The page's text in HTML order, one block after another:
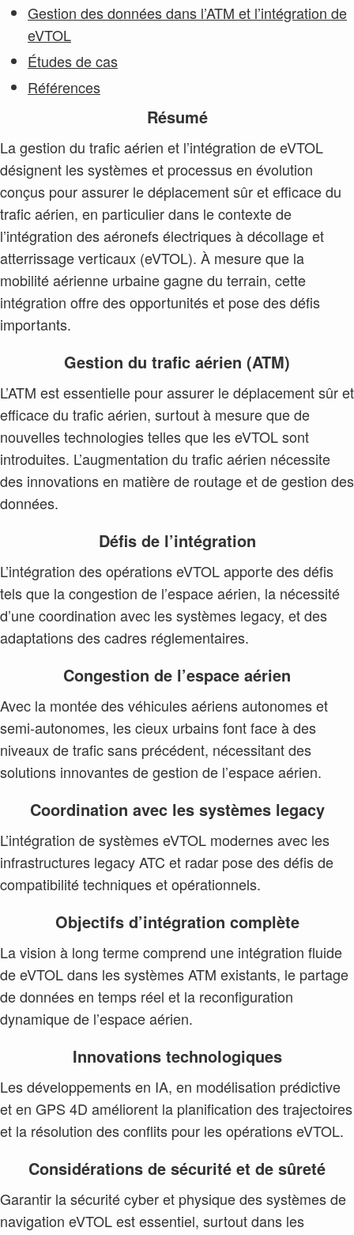
Gestion des données dans l’ATM et l’intégration de
eVTOL
Études de cas
Références
Résumé
La gestion du trafic aérien et l’intégration de eVTOL
désignent les systèmes et processus en évolution
conçus pour assurer le déplacement sûr et efficace du
trafic aérien, en particulier dans le contexte de
l’intégration des aéronefs électriques à décollage et
atterrissage verticaux (eVTOL). À mesure que la
mobilité aérienne urbaine gagne du terrain, cette
intégration offre des opportunités et pose des défis
importants.
Gestion du trafic aérien (ATM)
L’ATM est essentielle pour assurer le déplacement sûr et
efficace du trafic aérien, surtout à mesure que de
nouvelles technologies telles que les eVTOL sont
introduites. L’augmentation du trafic aérien nécessite
des innovations en matière de routage et de gestion des
données.
Défis de l’intégration
L’intégration des opérations eVTOL apporte des défis
tels que la congestion de l’espace aérien, la nécessité
d’une coordination avec les systèmes legacy, et des
adaptations des cadres réglementaires.
Congestion de l’espace aérien
Avec la montée des véhicules aériens autonomes et
semi-autonomes, les cieux urbains font face à des
niveaux de trafic sans précédent, nécessitant des
solutions innovantes de gestion de l’espace aérien.
Coordination avec les systèmes legacy
L’intégration de systèmes eVTOL modernes avec les
infrastructures legacy ATC et radar pose des défis de
compatibilité techniques et opérationnels.
Objectifs d’intégration complète
La vision à long terme comprend une intégration fluide
de eVTOL dans les systèmes ATM existants, le partage
de données en temps réel et la reconfiguration
dynamique de l’espace aérien.
Innovations technologiques
Les développements en IA, en modélisation prédictive
et en GPS 4D améliorent la planification des trajectoires
et la résolution des conflits pour les opérations eVTOL.
Considérations de sécurité et de sûreté
Garantir la sécurité cyber et physique des systèmes de
navigation eVTOL est essentiel, surtout dans les